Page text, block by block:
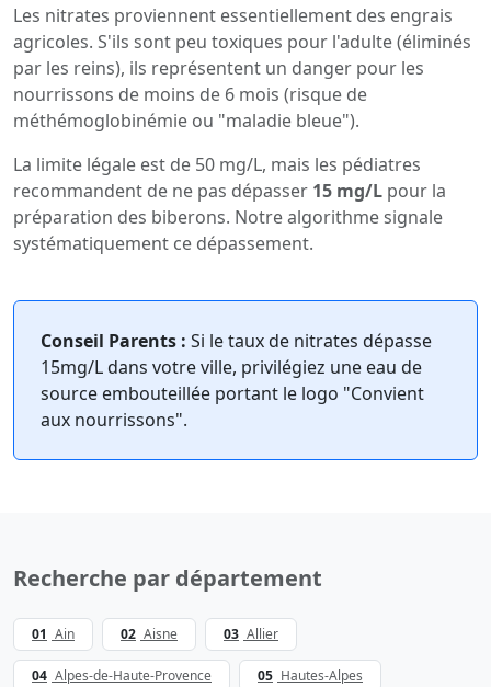
Les nitrates proviennent essentiellement des engrais
agricoles. S'ils sont peu toxiques pour l'adulte (éliminés
par les reins), ils représentent un danger pour les
nourrissons de moins de 6 mois (risque de
méthémoglobinémie ou "maladie bleue").
La limite légale est de 50 mg/L, mais les pédiatres
recommandent de ne pas dépasser 15 mg/L pour la
préparation des biberons. Notre algorithme signale
systématiquement ce dépassement.
Conseil Parents : Si le taux de nitrates dépasse
15mg/L dans votre ville, privilégiez une eau de
source embouteillée portant le logo "Convient
aux nourrissons".
Recherche par département
01 Ain 02 Aisne 03 Allier
04 Alpes-de-Haute-Provence 05 Hautes-Alpes